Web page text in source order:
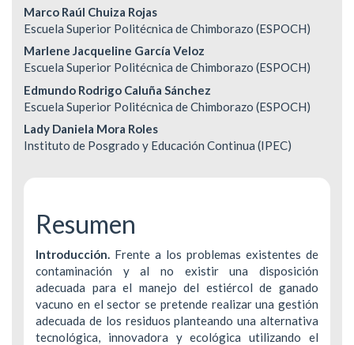
Contenido
principal
del
artículo
Marco Raúl Chuiza Rojas
Escuela Superior Politécnica de Chimborazo (ESPOCH)
Marlene Jacqueline García Veloz
Escuela Superior Politécnica de Chimborazo (ESPOCH)
Edmundo Rodrigo Caluña Sánchez
Escuela Superior Politécnica de Chimborazo (ESPOCH)
Lady Daniela Mora Roles
Instituto de Posgrado y Educación Continua (IPEC)
Resumen
Introducción. Frente a los problemas existentes de
contaminación y al no existir una disposición
adecuada para el manejo del estiércol de ganado
vacuno en el sector se pretende realizar una gestión
adecuada de los residuos planteando una alternativa
tecnológica, innovadora y ecológica utilizando el